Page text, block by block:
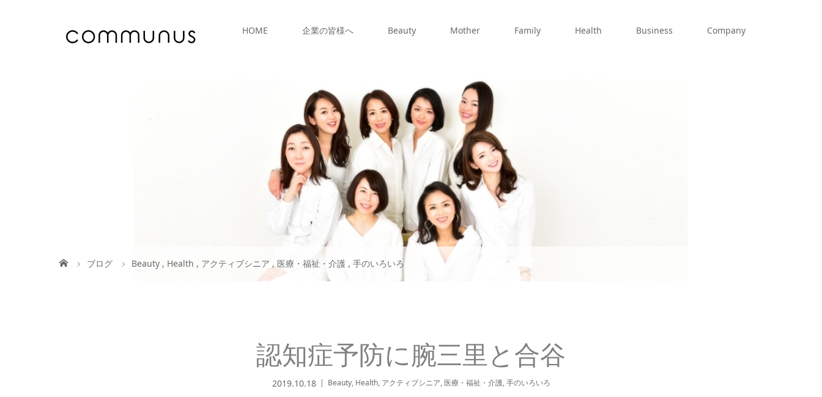
HOME 企業の皆様へ Beauty Mother Family Health Business Company
ブログ Beauty , Health , アクティブシニア , 医療・福祉・介護 , 手のいろいろ
認知症予防に腕三里と合谷
2019.10.18 Beauty, Health, アクティブシニア,医療・福祉・介護,手のいろいろ